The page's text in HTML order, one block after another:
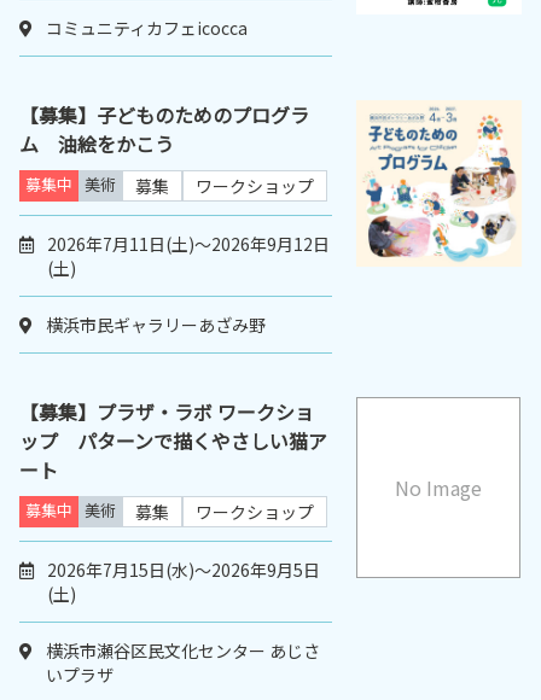
コミュニティカフェicocca
【募集】子どものためのプログラ
ム 油絵をかこう
募集中 美術 募集 ワークショップ
2026年7月11日(土)～2026年9月12日
(土)
横浜市民ギャラリーあざみ野
No Image
【募集】プラザ・ラボ ワークショ
ップ パターンで描くやさしい猫ア
ート
募集中 美術 募集 ワークショップ
2026年7月15日(水)～2026年9月5日
(土)
横浜市瀬谷区民文化センター あじさ
いプラザ